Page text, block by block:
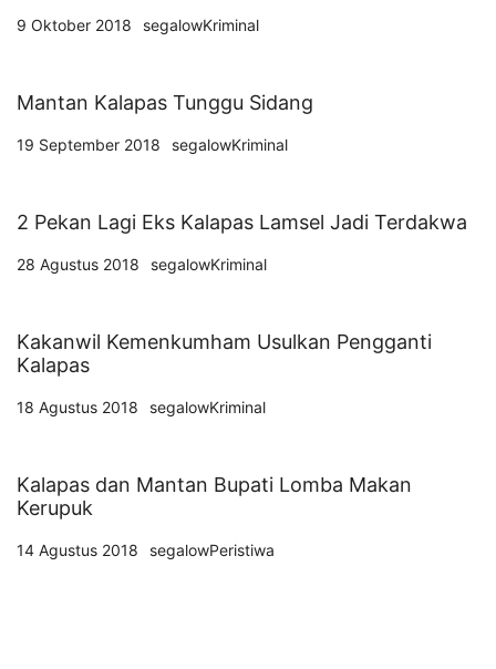
9 Oktober 2018 segalowKriminal
Mantan Kalapas Tunggu Sidang
19 September 2018 segalowKriminal
2 Pekan Lagi Eks Kalapas Lamsel Jadi Terdakwa
28 Agustus 2018 segalowKriminal
Kakanwil Kemenkumham Usulkan Pengganti
Kalapas
18 Agustus 2018 segalowKriminal
Kalapas dan Mantan Bupati Lomba Makan
Kerupuk
14 Agustus 2018 segalowPeristiwa